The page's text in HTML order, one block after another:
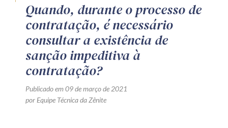
Quando, durante o processo de
contratação, é necessário
consultar a existência de
sanção impeditiva à
contratação?
Publicado em 09 de março de 2021
por Equipe Técnica da Zênite